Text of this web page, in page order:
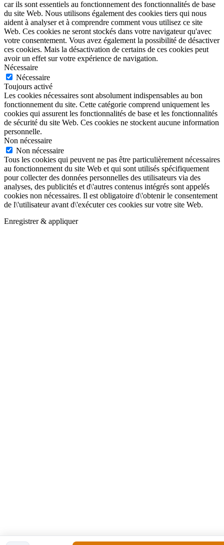
car ils sont essentiels au fonctionnement des fonctionnalités de base
du site Web. Nous utilisons également des cookies tiers qui nous
aident à analyser et à comprendre comment vous utilisez ce site
Web. Ces cookies ne seront stockés dans votre navigateur qu'avec
votre consentement. Vous avez également la possibilité de désactiver
ces cookies. Mais la désactivation de certains de ces cookies peut
avoir un effet sur votre expérience de navigation.
Nécessaire
Nécessaire
Toujours activé
Les cookies nécessaires sont absolument indispensables au bon
fonctionnement du site. Cette catégorie comprend uniquement les
cookies qui assurent les fonctionnalités de base et les fonctionnalités
de sécurité du site Web. Ces cookies ne stockent aucune information
personnelle.
Non nécessaire
Non nécessaire
Tous les cookies qui peuvent ne pas être particulièrement nécessaires
au fonctionnement du site Web et qui sont utilisés spécifiquement
pour collecter des données personnelles des utilisateurs via des
analyses, des publicités et d\'autres contenus intégrés sont appelés
cookies non nécessaires. Il est obligatoire d\'obtenir le consentement
de l\'utilisateur avant d\'exécuter ces cookies sur votre site Web.
Enregistrer & appliquer